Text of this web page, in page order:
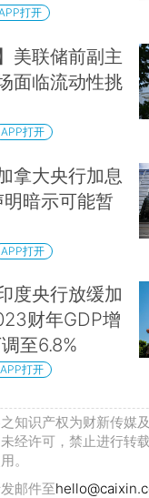
打开
美联储前副主
面临流动性挑
APP打开
拿大央行加息
暗示可能暂
APP打开
度央行放缓加
财年GDP增
至6.8%
APP打开
知识产权为财新传媒
经许可，禁止进行转
。
邮件至